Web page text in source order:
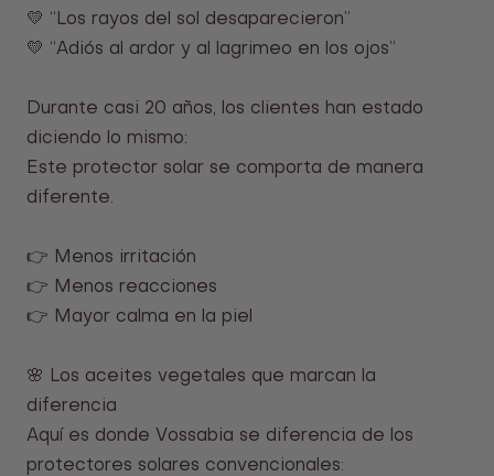
💛 “Los rayos del sol desaparecieron”
💛 “Adiós al ardor y al lagrimeo en los ojos”
Durante casi 20 años, los clientes han estado
diciendo lo mismo:
Este protector solar se comporta de manera
diferente.
👉 Menos irritación
👉 Menos reacciones
👉 Mayor calma en la piel
🌸 Los aceites vegetales que marcan la
diferencia
Aquí es donde Vossabia se diferencia de los
protectores solares convencionales: